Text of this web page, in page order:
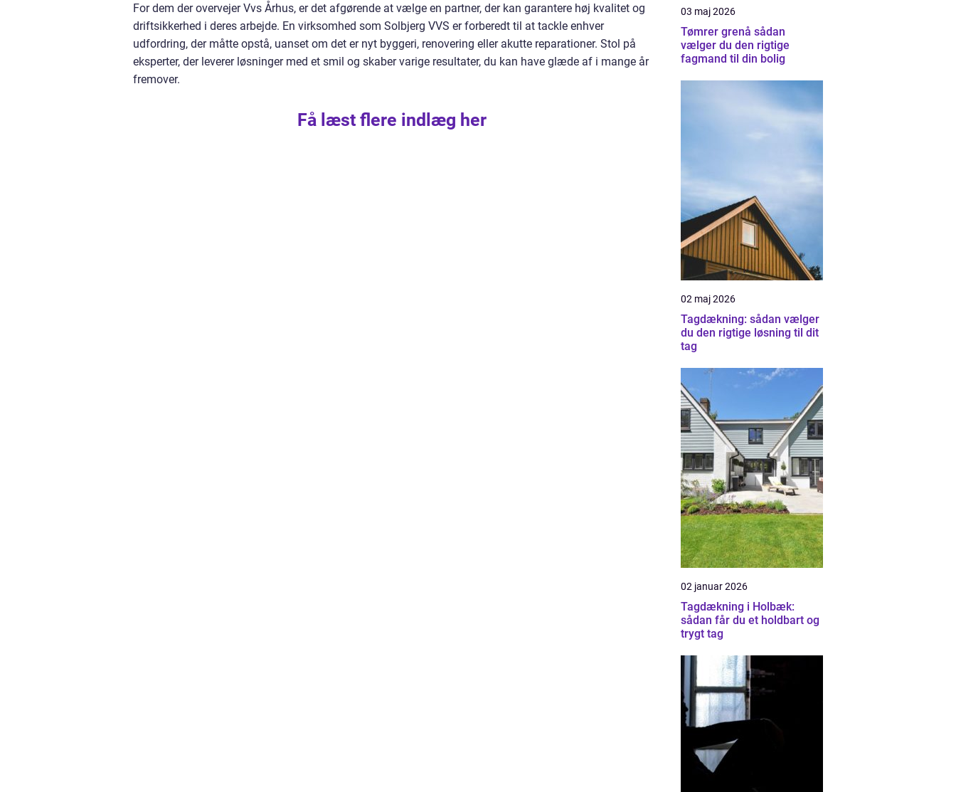
For dem der overvejer Vvs Århus, er det afgørende at vælge en partner, der kan garantere høj kvalitet og
driftsikkerhed i deres arbejde. En virksomhed som Solbjerg VVS er forberedt til at tackle enhver
udfordring, der måtte opstå, uanset om det er nyt byggeri, renovering eller akutte reparationer. Stol på
eksperter, der leverer løsninger med et smil og skaber varige resultater, du kan have glæde af i mange år
fremover.
Få læst flere indlæg her
03 maj 2026
Tømrer grenå sådan
vælger du den rigtige
fagmand til din bolig
02 maj 2026
Tagdækning: sådan vælger
du den rigtige løsning til dit
tag
02 januar 2026
Tagdækning i Holbæk:
sådan får du et holdbart og
trygt tag